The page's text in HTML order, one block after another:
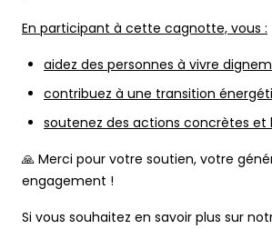
En participant à cette cagnotte, vous :
aidez des personnes à vivre
contribuez à une transition
soutenez des actions concrètes et
🙏 Merci pour votre soutien, votre
engagement !
Si vous souhaitez en savoir plus sur